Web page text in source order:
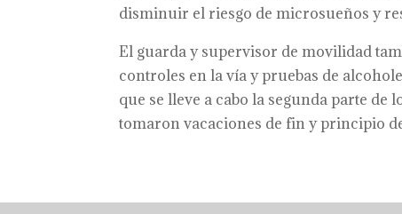
disminuir el riesgo de microsueños y
El guarda y supervisor de movilidad
controles en la vía y pruebas de
que se lleve a cabo la segunda parte
tomaron vacaciones de fin y principio